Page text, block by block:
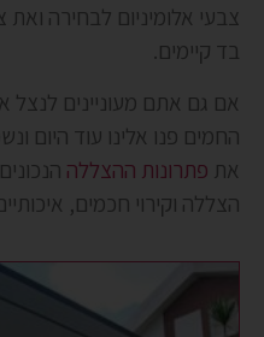
בד קיימים.
אם גם אתם מעוניינים
החמים פנו אלינו עוד היום
את פתרונות ההצללה
הצללה וקירוי חכמים,